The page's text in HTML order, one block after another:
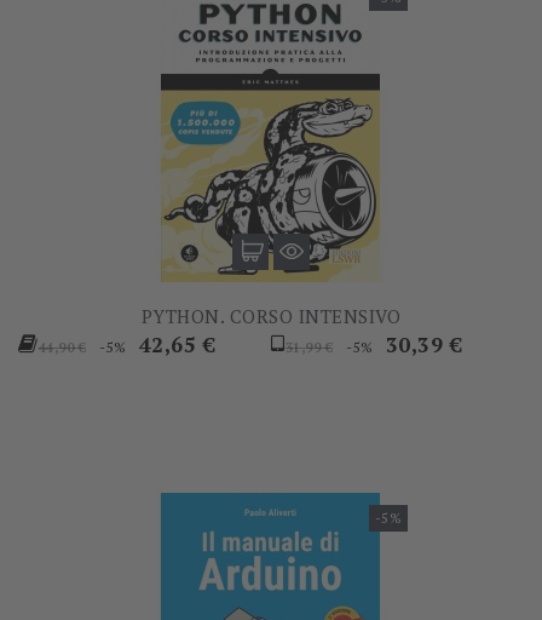
PYTHON. CORSO INTENSIVO
Prezzo
44,90 € -5% Prezzo
42,65 €
Prezzo
31,99 € -5% Prezzo
30,39 €
-5%